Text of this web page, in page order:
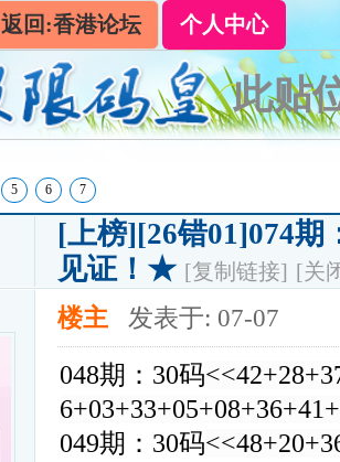
返回:香港论坛 个人中心
此贴
5 6 7
[上榜][26错01]074
见证！★ [复制链接] [关
楼主 发表于: 07-07
048期：30码
049期：30码